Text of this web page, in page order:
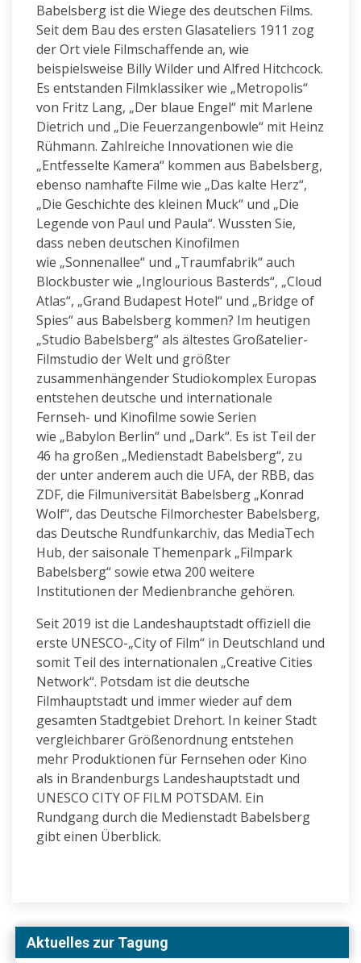
Babelsberg ist die Wiege des deutschen Films.
Seit dem Bau des ersten Glasateliers 1911 zog
der Ort viele Filmschaffende an, wie
beispielsweise Billy Wilder und Alfred Hitchcock.
Es entstanden Filmklassiker wie „Metropolis“
von Fritz Lang, „Der blaue Engel“ mit Marlene
Dietrich und „Die Feuerzangenbowle“ mit Heinz
Rühmann. Zahlreiche Innovationen wie die
„Entfesselte Kamera“ kommen aus Babelsberg,
ebenso namhafte Filme wie „Das kalte Herz“,
„Die Geschichte des kleinen Muck“ und „Die
Legende von Paul und Paula“. Wussten Sie,
dass neben deutschen Kinofilmen
wie „Sonnenallee“ und „Traumfabrik“ auch
Blockbuster wie „Inglourious Basterds“, „Cloud
Atlas“, „Grand Budapest Hotel“ und „Bridge of
Spies“ aus Babelsberg kommen? Im heutigen
„Studio Babelsberg“ als ältestes Großatelier-
Filmstudio der Welt und größter
zusammenhängender Studiokomplex Europas
entstehen deutsche und internationale
Fernseh- und Kinofilme sowie Serien
wie „Babylon Berlin“ und „Dark“. Es ist Teil der
46 ha großen „Medienstadt Babelsberg“, zu
der unter anderem auch die UFA, der RBB, das
ZDF, die Filmuniversität Babelsberg „Konrad
Wolf“, das Deutsche Filmorchester Babelsberg,
das Deutsche Rundfunkarchiv, das MediaTech
Hub, der saisonale Themenpark „Filmpark
Babelsberg“ sowie etwa 200 weitere
Institutionen der Medienbranche gehören.
Seit 2019 ist die Landeshauptstadt offiziell die
erste UNESCO-„City of Film“ in Deutschland und
somit Teil des internationalen „Creative Cities
Network“. Potsdam ist die deutsche
Filmhauptstadt und immer wieder auf dem
gesamten Stadtgebiet Drehort. In keiner Stadt
vergleichbarer Größenordnung entstehen
mehr Produktionen für Fernsehen oder Kino
als in Brandenburgs Landeshauptstadt und
UNESCO CITY OF FILM POTSDAM. Ein
Rundgang durch die Medienstadt Babelsberg
gibt einen Überblick.
Aktuelles zur Tagung